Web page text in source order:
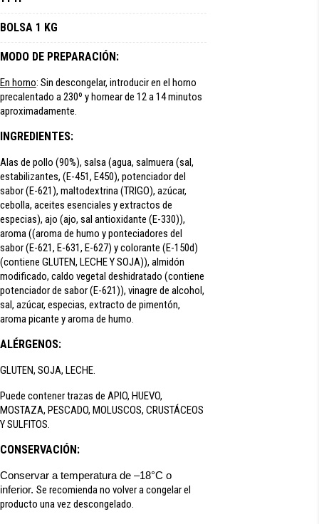
BOLSA 1 KG
MODO DE PREPARACIÓN:
En horno: Sin descongelar, introducir en el horno
precalentado a 230º y hornear de 12 a 14 minutos
aproximadamente.
INGREDIENTES:
Alas de pollo (90%), salsa (agua, salmuera (sal,
estabilizantes, (E-451, E450), potenciador del
sabor (E-621), maltodextrina (TRIGO), azúcar,
cebolla, aceites esenciales y extractos de
especias), ajo (ajo, sal antioxidante (E-330)),
aroma ((aroma de humo y ponteciadores del
sabor (E-621, E-631, E-627) y colorante (E-150d)
(contiene GLUTEN, LECHE Y SOJA)), almidón
modificado, caldo vegetal deshidratado (contiene
potenciador de sabor (E-621)), vinagre de alcohol,
sal, azúcar, especias, extracto de pimentón,
aroma picante y aroma de humo.
ALÉRGENOS:
GLUTEN, SOJA, LECHE.
Puede contener trazas de APIO, HUEVO,
MOSTAZA, PESCADO, MOLUSCOS, CRUSTÁCEOS
Y SULFITOS.
CONSERVACIÓN:
Conservar a temperatura de –18°C o
inferior. Se recomienda no volver a congelar el
producto una vez descongelado.